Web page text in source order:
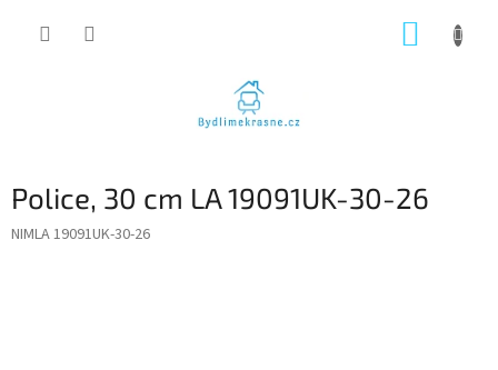
Police, 30 cm LA 19091UK-30-26
NIMLA 19091UK-30-26